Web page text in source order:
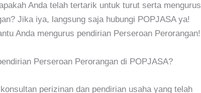
Anda telah tertarik untuk turut serta mengurus
Jika iya, langsung saja hubungi POPJASA ya!
Anda mengurus pendirian Perseroan Perorangan!
Perseroan Perorangan di POPJASA?
perizinan dan pendirian usaha yang telah